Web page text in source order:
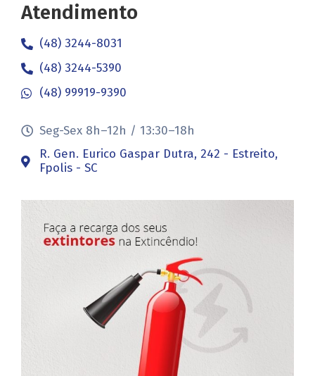
Atendimento
(48) 3244-8031
(48) 3244-5390
(48) 99919-9390
Seg-Sex 8h–12h / 13:30–18h
R. Gen. Eurico Gaspar Dutra, 242 - Estreito,
Fpolis - SC